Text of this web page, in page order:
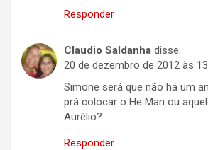
Responder
Claudio Saldanha disse:
20 de dezembro de 2012 às
Simone será que não há um
prá colocar o He Man ou
Aurélio?
Responder